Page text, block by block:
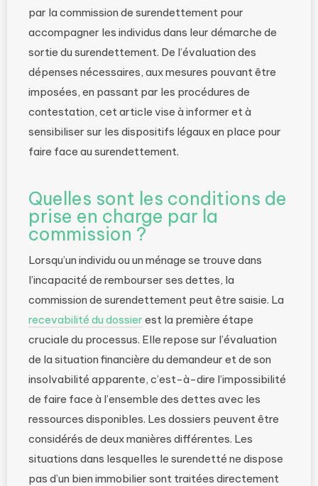
par la commission de surendettement pour
accompagner les individus dans leur démarche de
sortie du surendettement. De l’évaluation des
dépenses nécessaires, aux mesures pouvant être
imposées, en passant par les procédures de
contestation, cet article vise à informer et à
sensibiliser sur les dispositifs légaux en place pour
faire face au surendettement.
Quelles sont les conditions de
prise en charge par la
commission ?
Lorsqu’un individu ou un ménage se trouve dans
l’incapacité de rembourser ses dettes, la
commission de surendettement peut être saisie. La
recevabilité du dossier est la première étape
cruciale du processus. Elle repose sur l’évaluation
de la situation financière du demandeur et de son
insolvabilité apparente, c’est-à-dire l’impossibilité
de faire face à l’ensemble des dettes avec les
ressources disponibles. Les dossiers peuvent être
considérés de deux manières différentes. Les
situations dans lesquelles le surendetté ne dispose
pas d’un bien immobilier sont traitées directement